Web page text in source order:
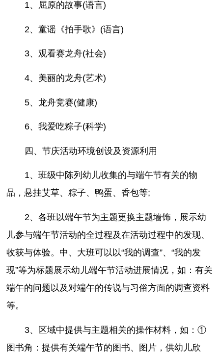
1、屈原的故事(语言)
2、童谣《拍手歌》(语言)
3、观看赛龙舟(社会)
4、美丽的龙舟(艺术)
5、龙舟竞赛(健康)
6、我爱吃粽子(科学)
四、节庆活动环境创设及资源利用
1、班级中陈列幼儿收集的与端午节有关的物
品，悬挂艾草、粽子、鸭蛋、香包等;
2、各班以端午节为主题更换主题墙饰，展示幼
儿参与端午节活动的全过程及在活动过程中的发现、
收获与体验。中、大班可以以“我的调查”、“我的发
现”等为标题展示幼儿端午节活动进展情况，如：有关
端午的问题以及对端午的传说与习俗方面的调查资料
等。
3、区域中提供与主题相关的操作材料，如：①
图书角：提供有关端午节的图书、图片，供幼儿欣